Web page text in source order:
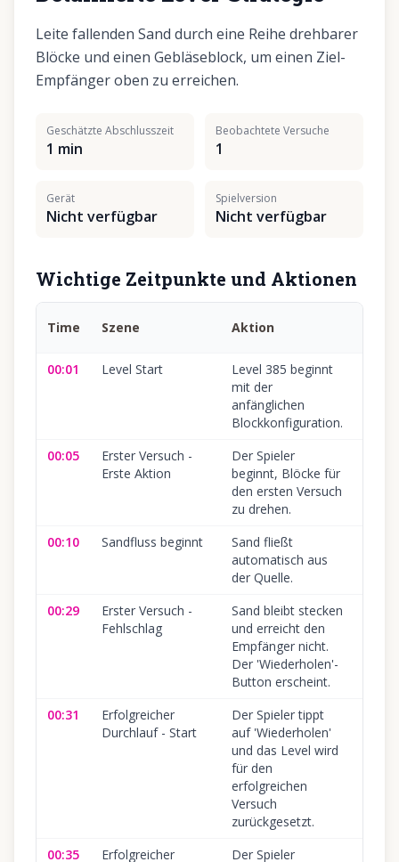
Leite fallenden Sand durch eine Reihe drehbarer
Blöcke und einen Gebläseblock, um einen Ziel-
Empfänger oben zu erreichen.
Geschätzte Abschlusszeit
1 min
Beobachtete Versuche
1
Gerät
Nicht verfügbar
Spielversion
Nicht verfügbar
Wichtige Zeitpunkte und Aktionen
Time Szene Aktion
00:01
Level Start
Level 385 beginnt
mit der
anfänglichen
Blockkonfiguration.
00:05
Erster Versuch -
Erste Aktion
Der Spieler
beginnt, Blöcke für
den ersten Versuch
zu drehen.
00:10
Sandfluss beginnt
Sand fließt
automatisch aus
der Quelle.
00:29
Erster Versuch -
Fehlschlag
Sand bleibt stecken
und erreicht den
Empfänger nicht.
Der 'Wiederholen'-
Button erscheint.
00:31
Erfolgreicher
Durchlauf - Start
Der Spieler tippt
auf 'Wiederholen'
und das Level wird
für den
erfolgreichen
Versuch
zurückgesetzt.
00:35
Erfolgreicher Der Spieler